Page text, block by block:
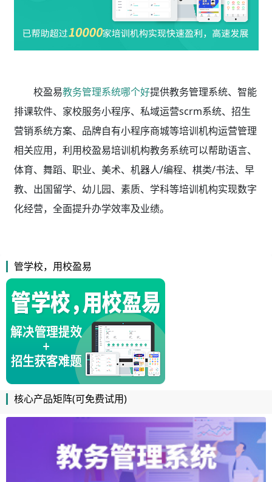
校盈易教务管理系统哪个好提供教务管理系统、智能
排课软件、家校服务小程序、私域运营scrm系统、招生
营销系统方案、品牌自有小程序商城等培训机构运营管理
相关应用，利用校盈易培训机构教务系统可以帮助语言、
体育、舞蹈、职业、美术、机器人/编程、棋类/书法、早
教、出国留学、幼儿园、素质、学科等培训机构实现数字
化经营，全面提升办学效率及业绩。
管学校，用校盈易
核心产品矩阵(可免费试用)